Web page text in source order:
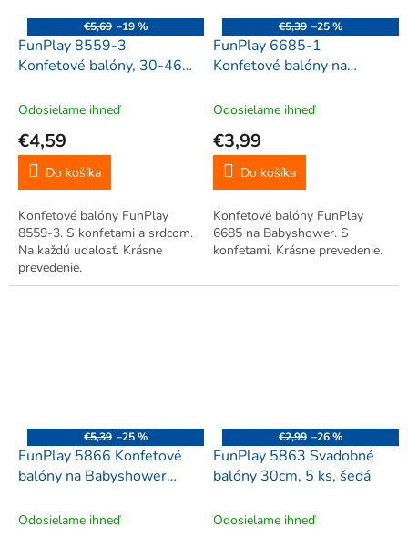
€5,69 –19 %
FunPlay 8559-3
Konfetové balóny, 30-46
Odosielame ihneď
€4,59
Do košíka
Konfetové balóny FunPlay
8559-3. S konfetami a srdcom.
Na každú udalosť. Krásne
prevedenie.
€5,39 –25 %
FunPlay 6685-1
Konfetové balóny na
modrá
Odosielame ihneď
€3,99
Do košíka
Konfetové balóny FunPlay
6685 na Babyshower. S
konfetami. Krásne prevedenie.
€5,39 –25 %
FunPlay 5866 Konfetové
balóny na Babyshower
Odosielame ihneď
€2,99 –26 %
FunPlay 5863 Svadobné
balóny 30cm, 5 ks, šedá
Odosielame ihneď